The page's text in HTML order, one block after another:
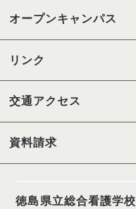
オープンキャンパス
リンク
交通アクセス
資料請求
徳島県立総合看護学校